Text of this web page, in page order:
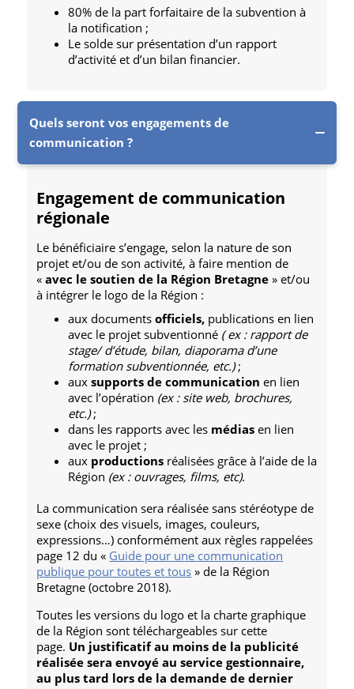
80% de la part forfaitaire de la subvention à
la notification ;
Le solde sur présentation d’un rapport
d’activité et d’un bilan financier.
Quels seront vos engagements de
communication ?
Engagement de communication
régionale
Le bénéficiaire s’engage, selon la nature de son
projet et/ou de son activité, à faire mention de
«avec le soutien de la Région Bretagne » et/ou
à intégrer le logo de la Région :
aux documentsofficiels, publications en lien
avec le projet subventionné ( ex : rapport de
stage/ d’étude, bilan, diaporama d’une
formation subventionnée, etc.);
auxsupports de communication en lien
avec l’opération (ex : site web, brochures,
etc.);
dans les rapports avec les médias en lien
avec le projet ;
aux productions réalisées grâce à l’aide de la
Région (ex : ouvrages, films, etc).
La communication sera réalisée sans stéréotype de
sexe (choix des visuels, images, couleurs,
expressions…) conformément aux règles rappelées
page 12 du « Guide pour une communication
publique pour toutes et tous » de la Région
Bretagne (octobre 2018).
Toutes les versions du logo et la charte graphique
de la Région sont téléchargeables sur cette
page. Un justificatif au moins de la publicité
réalisée sera envoyé au service gestionnaire,
au plus tard lors de la demande de dernier